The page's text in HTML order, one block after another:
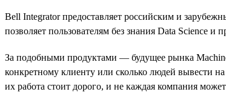
Bell Integrator предоставляет российским и
позволяет пользователям без знания Data Science
За подобными продуктами — будущее рынка
конкретному клиенту или сколько людей вывести
их работа стоит дорого, и не каждая компания